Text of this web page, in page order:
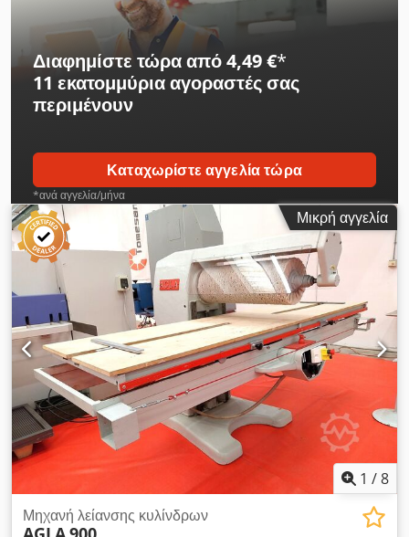
Διαφημίστε τώρα από 4,49 €*
11 εκατομμύρια αγοραστέςσας
περιμένουν
Καταχωρίστε αγγελία τώρα
*ανά αγγελία/μήνα
Μικρή αγγελία
1 /8
Μηχανή λείανσης κυλίνδρων